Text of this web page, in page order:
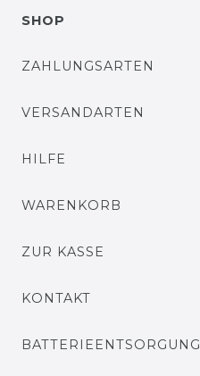
SHOP
ZAHLUNGSARTEN
VERSANDARTEN
HILFE
WARENKORB
ZUR KASSE
KONTAKT
BATTERIEENTSORGUNG